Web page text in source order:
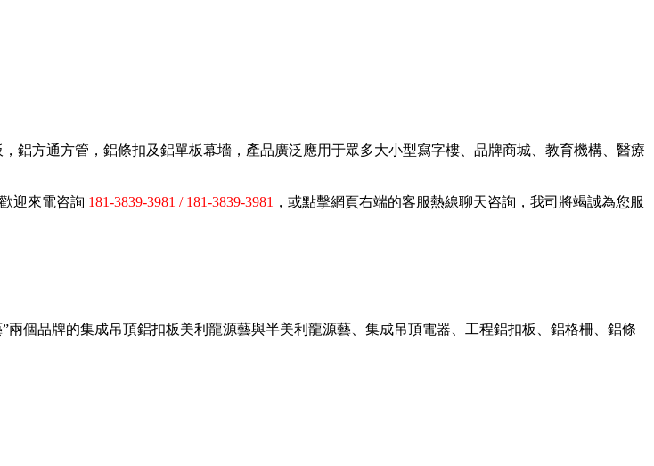
鋁方通方管，鋁條扣及鋁單板幕墻，產品廣泛應用于眾多大小型寫字樓、品牌商城、教育機構、醫療
迎來電咨詢 181-3839-3981 / 181-3839-3981 ，或點擊網頁右端的客服熱線聊天咨詢，我司將竭誠為您服
個品牌的集成吊頂鋁扣板美利龍源藝與半美利龍源藝、集成吊頂電器、工程鋁扣板、鋁格柵、鋁條